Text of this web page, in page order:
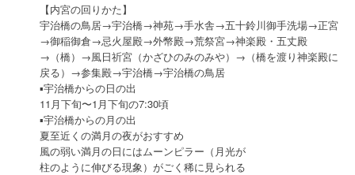
【内宮の回りかた】
宇治橋の鳥居→宇治橋→神苑→手水舎→五十鈴川御手洗場→正宮
→御稲御倉→忌火屋殿→外幣殿→荒祭宮→神楽殿・五丈殿
→（橋）→風日祈宮（かざひのみのみや）→（橋を渡り神楽殿に
戻る）→参集殿→宇治橋→宇治橋の鳥居
▪️宇治橋からの日の出
11月下旬〜1月下旬の7:30頃
▪️宇治橋からの月の出
夏至近くの満月の夜がおすすめ
風の弱い満月の日にはムーンピラー（月光が
柱のように伸びる現象）がごく稀に見られる